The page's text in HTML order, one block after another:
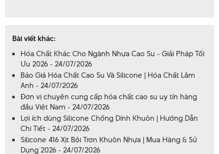
Bài viết khác:
Hóa Chất Khác Cho Ngành Nhựa Cao Su - Giải Pháp Tối
Ưu 2026 - 24/07/2026
Báo Giá Hóa Chất Cao Su Và Silicone | Hóa Chất Lâm
Anh - 24/07/2026
Đơn vị chuyên cung cấp hóa chất cao su uy tín hàng
đầu Việt Nam - 24/07/2026
Lợi ích dùng Silicone Chống Dính Khuôn | Hướng Dẫn
Chi Tiết - 24/07/2026
Silicone 416 Xịt Bôi Trơn Khuôn Nhựa | Mua Hàng & Sử
Dụng 2026 - 24/07/2026